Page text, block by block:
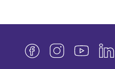
FacebookInstagramYouTube